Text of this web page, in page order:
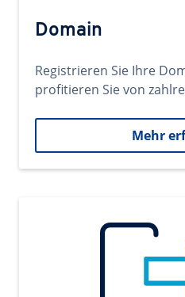
Domain
Registrieren Sie Ihre
profitieren Sie von
Mehr